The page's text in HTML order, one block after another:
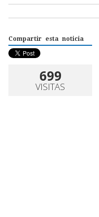
Compartir esta noticia
699
VISITAS